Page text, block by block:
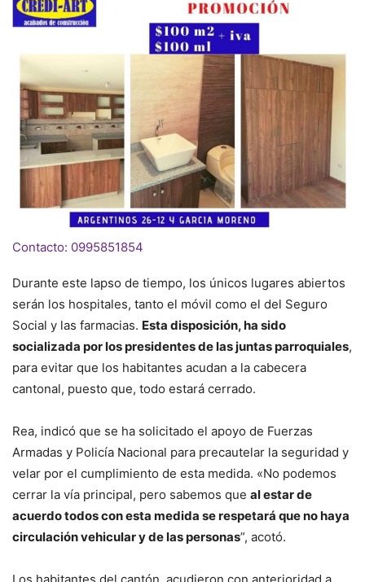
Contacto: 0995851854
Durante este lapso de tiempo, los únicos lugares abiertos
serán los hospitales, tanto el móvil como el del Seguro
Social y las farmacias. Esta disposición, ha sido
socializada por los presidentes de las juntas parroquiales,
para evitar que los habitantes acudan a la cabecera
cantonal, puesto que, todo estará cerrado.
Rea, indicó que se ha solicitado el apoyo de Fuerzas
Armadas y Policía Nacional para precautelar la seguridad y
velar por el cumplimiento de esta medida. «No podemos
cerrar la vía principal, pero sabemos que al estar de
acuerdo todos con esta medida se respetará que no haya
circulación vehicular y de las personas”, acotó.
Los habitantes del cantón, acudieron con anterioridad a